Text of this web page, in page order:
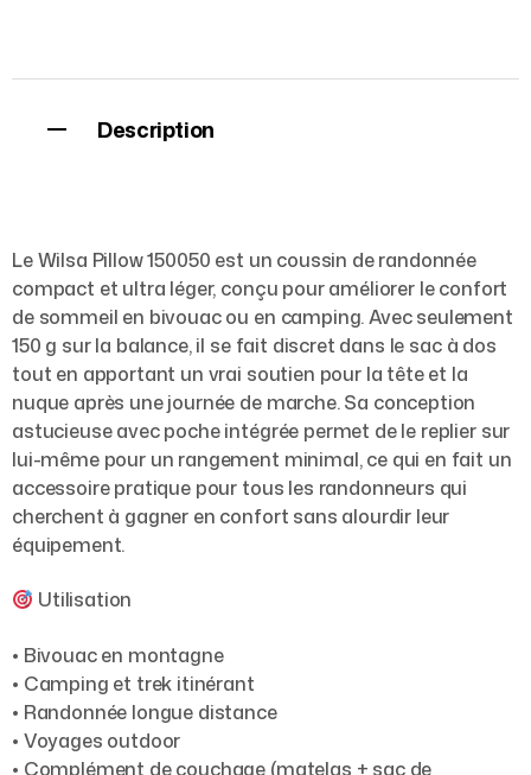
Description
Le Wilsa Pillow 150050 est un coussin de randonnée
compact et ultra léger, conçu pour améliorer le confort
de sommeil en bivouac ou en camping. Avec seulement
150 g sur la balance, il se fait discret dans le sac à dos
tout en apportant un vrai soutien pour la tête et la
nuque après une journée de marche. Sa conception
astucieuse avec poche intégrée permet de le replier sur
lui-même pour un rangement minimal, ce qui en fait un
accessoire pratique pour tous les randonneurs qui
cherchent à gagner en confort sans alourdir leur
équipement.
Utilisation
• Bivouac en montagne
• Camping et trek itinérant
• Randonnée longue distance
• Voyages outdoor
• Complément de couchage (matelas + sac de